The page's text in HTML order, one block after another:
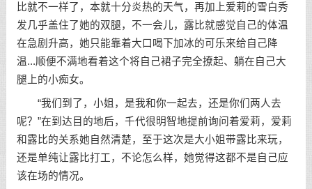
比就不一样了，本就十分炎热的天气，再加上爱莉的雪白秀
发几乎盖住了她的双腿，不一会儿，露比就感觉自己的体温
在急剧升高，她只能靠着大口喝下加冰的可乐来给自己降
温...顺便不满地看着这个将自己裙子完全撩起、躺在自己大
腿上的小痴女。
“我们到了，小姐，是我和你一起去，还是你们两人去
呢？”在到达目的地后，千代很明智地提前询问着爱莉，爱莉
和露比的关系她自然清楚，至于这次是大小姐带露比来玩，
还是单纯让露比打工，不论怎么样，她觉得这都不是自己应
该在场的情况。